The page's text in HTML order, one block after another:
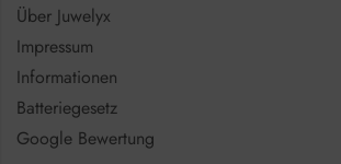
Über Juwelyx
Impressum
Informationen
Batteriegesetz
Google Bewertung